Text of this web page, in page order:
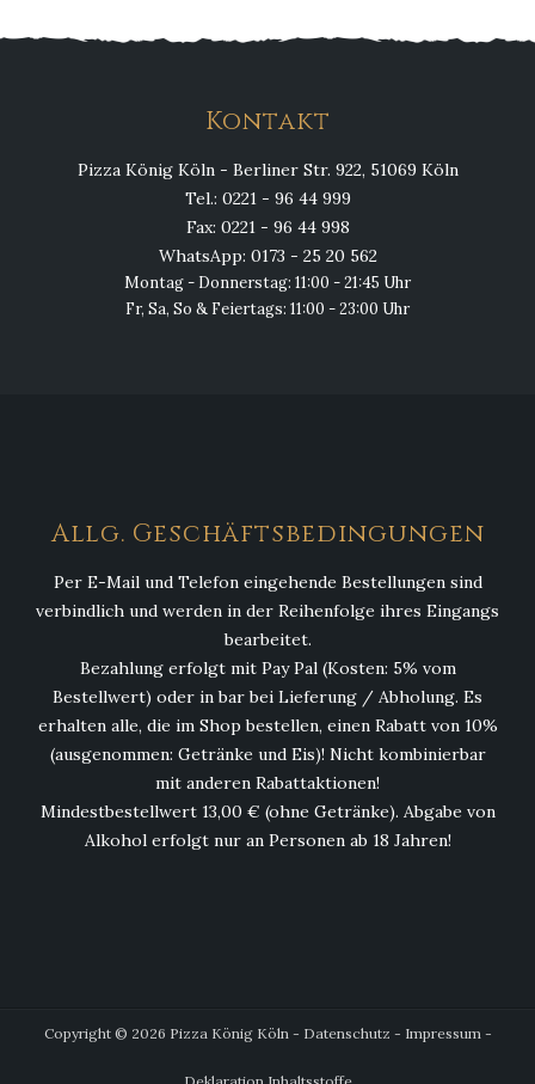
Kontakt
Pizza König Köln - Berliner Str. 922, 51069 Köln
Tel.: 0221 - 96 44 999
Fax: 0221 - 96 44 998
WhatsApp: 0173 - 25 20 562
Montag - Donnerstag: 11:00 - 21:45 Uhr
Fr, Sa, So & Feiertags: 11:00 - 23:00 Uhr
Allg. Geschäftsbedingungen
Per E-Mail und Telefon eingehende Bestellungen sind
verbindlich und werden in der Reihenfolge ihres Eingangs
bearbeitet.
Bezahlung erfolgt mit Pay Pal (Kosten: 5% vom
Bestellwert) oder in bar bei Lieferung / Abholung. Es
erhalten alle, die im Shop bestellen, einen Rabatt von 10%
(ausgenommen: Getränke und Eis)! Nicht kombinierbar
mit anderen Rabattaktionen!
Mindestbestellwert 13,00 € (ohne Getränke). Abgabe von
Alkohol erfolgt nur an Personen ab 18 Jahren!
Copyright © 2026 Pizza König Köln - Datenschutz - Impressum-